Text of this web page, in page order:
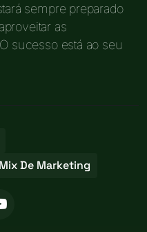
sempre preparado
as
sucesso está ao seu
Mix De Marketing